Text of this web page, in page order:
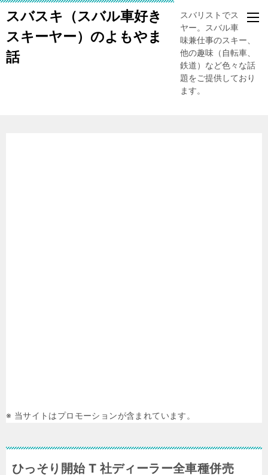
スバスキ（スバル車好き
スキーヤー）のよもやま
話
スバリストでスキー
ヤー。スバル車、趣
味兼仕事のスキー、
他の趣味（自転車、
鉄道）など色々な話
題をご提供しており
ます。
※ 当サイトはプロモーションが含まれています。
ひっそり開始 T 社ディーラー全車種併売